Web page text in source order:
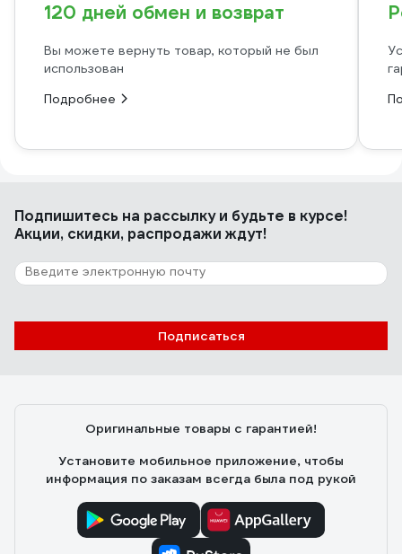
120 дней обмен и возврат
Вы можете вернуть товар, который не был
использован
Подробнее
Подпишитесь на рассылкуи будьте в курсе!
Акции, скидки, распродажи ждут!
Подписаться
Оригинальные товары с гарантией!
Установите мобильное приложение, чтобы
информация по заказам всегда была под рукой